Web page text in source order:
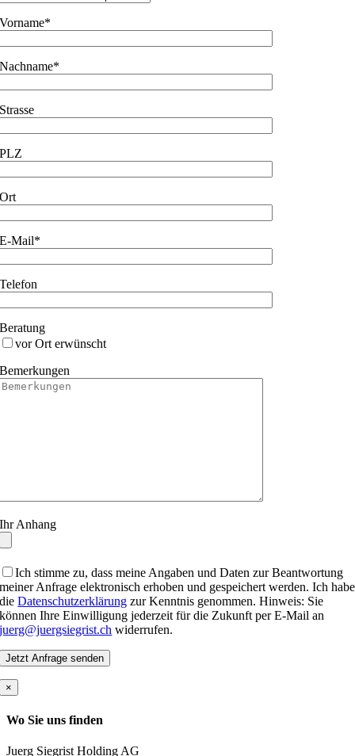
Vorname*
Nachname*
Strasse
PLZ
Ort
E-Mail*
Telefon
Beratung
vor Ort erwünscht
Bemerkungen
Ihr Anhang
Ich stimme zu, dass meine Angaben und Daten zur Beantwortung
meiner Anfrage elektronisch erhoben und gespeichert werden. Ich habe
dieDatenschutzerklärung zur Kenntnis genommen. Hinweis: Sie
können Ihre Einwilligung jederzeit für die Zukunft per E-Mail an
juerg@juergsiegrist.ch widerrufen.
×
Wo Sie uns finden
Juerg Siegrist Holding AG